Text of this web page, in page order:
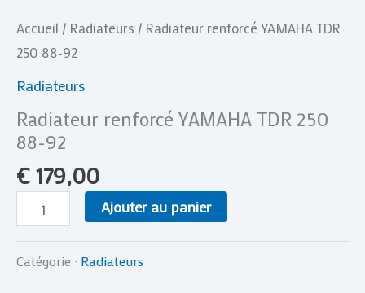
Accueil / Radiateurs / Radiateur renforcé YAMAHA TDR
250 88-92
Radiateurs
Radiateur renforcé YAMAHA TDR 250
88-92
€179,00
Ajouter au panier
Catégorie : Radiateurs